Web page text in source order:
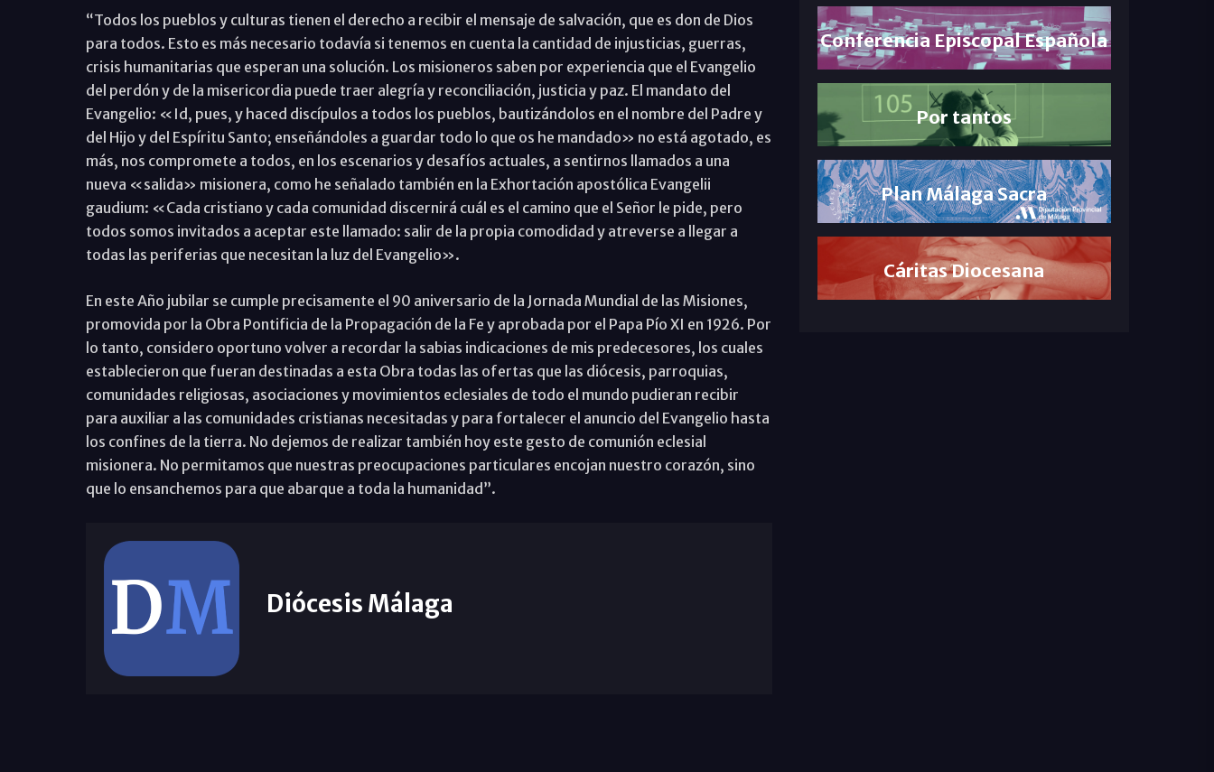
“Todos los pueblos y culturas tienen el derecho a recibir el mensaje de salvación, que es don de Dios
para todos. Esto es más necesario todavía si tenemos en cuenta la cantidad de injusticias, guerras,
crisis humanitarias que esperan una solución. Los misioneros saben por experiencia que el Evangelio
del perdón y de la misericordia puede traer alegría y reconciliación, justicia y paz. El mandato del
Evangelio: «Id, pues, y haced discípulos a todos los pueblos, bautizándolos en el nombre del Padre y
del Hijo y del Espíritu Santo; enseñándoles a guardar todo lo que os he mandado» no está agotado, es
más, nos compromete a todos, en los escenarios y desafíos actuales, a sentirnos llamados a una
nueva «salida» misionera, como he señalado también en la Exhortación apostólica Evangelii
gaudium: «Cada cristiano y cada comunidad discernirá cuál es el camino que el Señor le pide, pero
todos somos invitados a aceptar este llamado: salir de la propia comodidad y atreverse a llegar a
todas las periferias que necesitan la luz del Evangelio».
En este Año jubilar se cumple precisamente el 90 aniversario de la Jornada Mundial de las Misiones,
promovida por la Obra Pontificia de la Propagación de la Fe y aprobada por el Papa Pío XI en 1926. Por
lo tanto, considero oportuno volver a recordar la sabias indicaciones de mis predecesores, los cuales
establecieron que fueran destinadas a esta Obra todas las ofertas que las diócesis, parroquias,
comunidades religiosas, asociaciones y movimientos eclesiales de todo el mundo pudieran recibir
para auxiliar a las comunidades cristianas necesitadas y para fortalecer el anuncio del Evangelio hasta
los confines de la tierra. No dejemos de realizar también hoy este gesto de comunión eclesial
misionera. No permitamos que nuestras preocupaciones particulares encojan nuestro corazón, sino
que lo ensanchemos para que abarque a toda la humanidad”.
Diócesis Málaga
Conferencia Episcopal Española
Por tantos
Plan Málaga Sacra
Cáritas Diocesana